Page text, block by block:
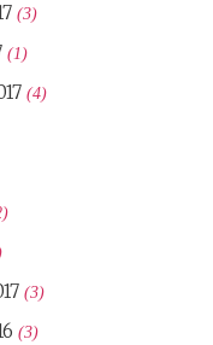
(3)
(1)
(4)
(3)
(3)